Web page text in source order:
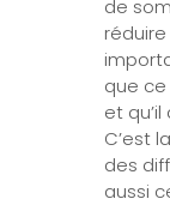
de
que
et
C’est
des
aussi